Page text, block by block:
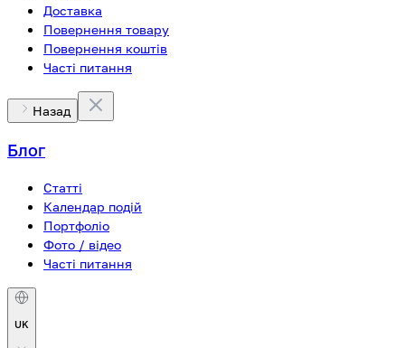
Доставка
Повернення товару
Повернення коштів
Часті питання
Назад
Блог
Статті
Календар подій
Портфоліо
Фото / відео
Часті питання
UK